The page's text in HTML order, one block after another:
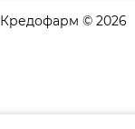
Кредофарм © 2026